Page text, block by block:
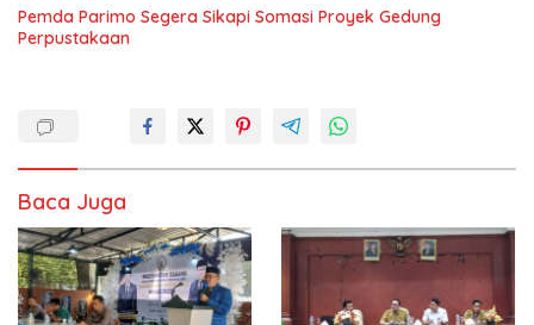
Pemda Parimo Segera Sikapi Somasi Proyek Gedung
Perpustakaan
Baca Juga